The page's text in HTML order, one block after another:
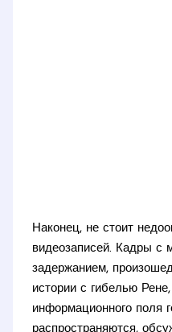
Наконец, не стоит
видеозаписей. Кадры с
задержанием,
истории с гибелью
информационного поля
распространяются,